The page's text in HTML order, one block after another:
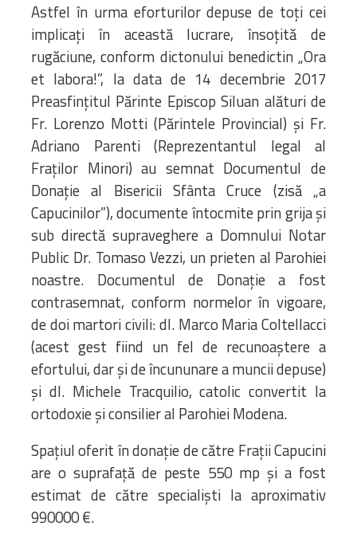
Astfel în urma eforturilor depuse de toți cei
implicați în această lucrare, însoțită de
rugăciune, conform dictonului benedictin „Ora
et labora!”, la data de 14 decembrie 2017
Preasfințitul Părinte Episcop Siluan alături de
Fr. Lorenzo Motti (Părintele Provincial) și Fr.
Adriano Parenti (Reprezentantul legal al
Fraților Minori) au semnat Documentul de
Donație al Bisericii Sfânta Cruce (zisă „a
Capucinilor”), documente întocmite prin grija și
sub directă supraveghere a Domnului Notar
Public Dr. Tomaso Vezzi, un prieten al Parohiei
noastre. Documentul de Donație a fost
contrasemnat, conform normelor în vigoare,
de doi martori civili: dl. Marco Maria Coltellacci
(acest gest fiind un fel de recunoaștere a
efortului, dar și de încununare a muncii depuse)
și dl. Michele Tracquilio, catolic convertit la
ortodoxie și consilier al Parohiei Modena.
Spațiul oferit în donație de către Frații Capucini
are o suprafață de peste 550 mp și a fost
estimat de către specialiști la aproximativ
990000 €.